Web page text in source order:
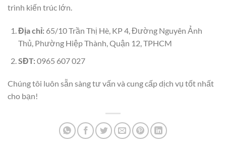
trình kiến trúc lớn.
Địa chỉ:65/10 Trần Thị Hè, KP 4, Đường Nguyên Ảnh
Thủ, Phường Hiệp Thành, Quận 12, TPHCM
SĐT:0965 607 027
Chúng tôi luôn sẵn sàng tư vấn và cung cấp dịch vụ tốt nhất
cho bạn!